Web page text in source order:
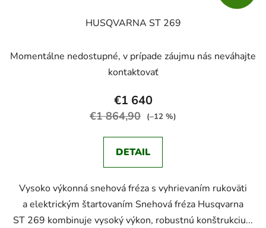
HUSQVARNA ST 269
Momentálne nedostupné, v prípade záujmu nás neváhajte
kontaktovať
€1 640
€1 864,90 (–12 %)
DETAIL
Vysoko výkonná snehová fréza s vyhrievaním rukoväti
a elektrickým štartovaním Snehová fréza Husqvarna
ST 269 kombinuje vysoký výkon, robustnú konštrukciu...